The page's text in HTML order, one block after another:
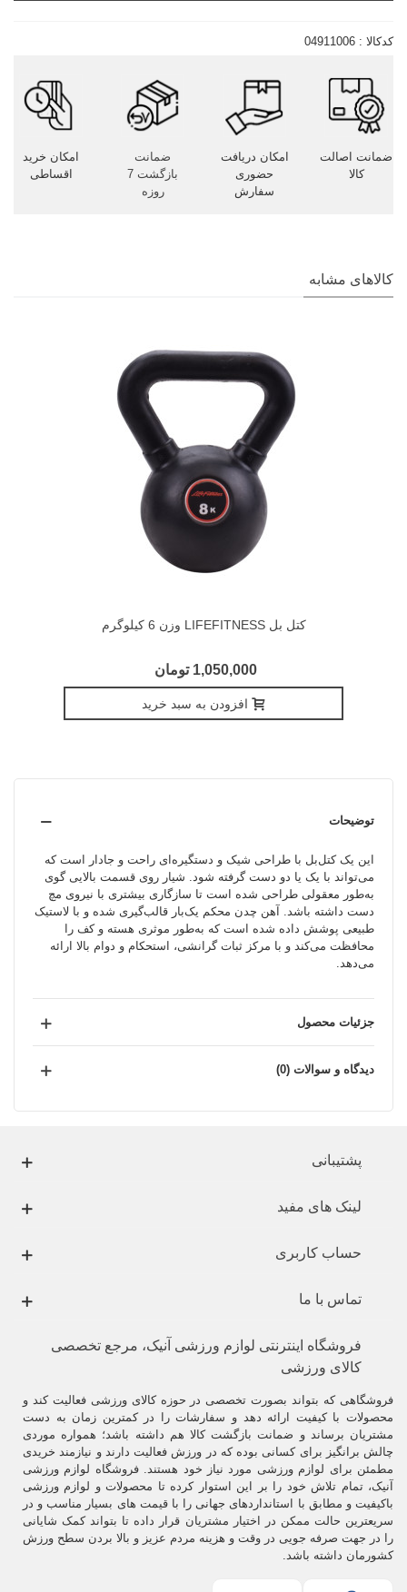
کدکالا : 04911006
ضمانت اصالت
کالا
امکان دریافت
حضوری
سفارش
ضمانت
بازگشت 7
روزه
امکان خرید
اقساطی
کالاهای مشابه
کتل بل LIFEFITNESS وزن 6 کیلوگرم
1,050,000 تومان
افزودن به سبد خرید
توضیحات
این یک کتل‌بل با طراحی شیک و دستگیره‌ای راحت و جادار است که
می‌تواند با یک یا دو دست گرفته شود. شیار روی قسمت بالایی گوی
به‌طور معقولی طراحی شده است تا سازگاری بیشتری با نیروی مچ
دست داشته باشد. آهن چدن محکم یک‌بار قالب‌گیری شده و با لاستیک
طبیعی پوشش داده شده است که به‌طور موثری هسته و کف را
محافظت می‌کند و با مرکز ثبات گرانشی، استحکام و دوام بالا ارائه
می‌دهد.
جزئیات محصول
دیدگاه و سوالات (0)
پشتیبانی
لینک های مفید
حساب کاربری
تماس با ما
فروشگاه اینترنتی لوازم ورزشی آنیک، مرجع تخصصی
کالای ورزشی
فروشگاهی که بتواند بصورت تخصصی در حوزه کالای ورزشی فعالیت کند و
محصولات با کیفیت ارائه دهد و سفارشات را در کمترین زمان به دست
مشتریان برساند و ضمانت بازگشت کالا هم داشته باشد؛ همواره موردی
چالش برانگیز برای کسانی بوده که در ورزش فعالیت دارند و نیازمند خریدی
مطمئن برای لوازم ورزشی مورد نیاز خود هستند. فروشگاه لوازم ورزشی
آنیک، تمام تلاش خود را بر این استوار کرده تا محصولات و لوازم ورزشی
باکیفیت و مطابق با استانداردهای جهانی را با قیمت های بسیار مناسب و در
سریعترین حالت ممکن در اختیار مشتریان قرار داده تا بتواند کمک شایانی
را در جهت صرفه جویی در وقت و هزینه مردم عزیز و بالا بردن سطح ورزش
کشورمان داشته باشد.